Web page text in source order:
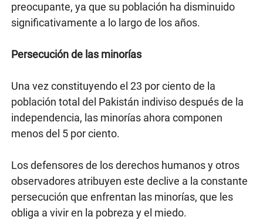
preocupante, ya que su población ha disminuido
significativamente a lo largo de los años.
Persecución de las minorías
Una vez constituyendo el 23 por ciento de la
población total del Pakistán indiviso después de la
independencia, las minorías ahora componen
menos del 5 por ciento.
Los defensores de los derechos humanos y otros
observadores atribuyen este declive a la constante
persecución que enfrentan las minorías, que les
obliga a vivir en la pobreza y el miedo.